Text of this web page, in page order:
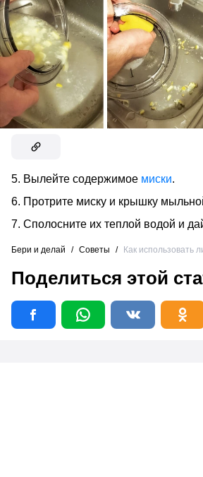
5. Вылейте содержимое миски.
6. Протрите миску и крышку
7. Сполосните их теплой водой и
Бери и делай / Советы / Как использовать
Поделиться этой